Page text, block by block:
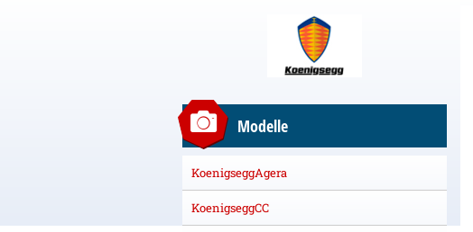
Modelle
KoenigseggAgera
KoenigseggCC